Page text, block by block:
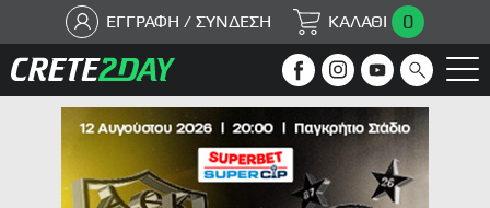
ΕΓΓΡΑΦΗ / ΣΥΝΔΕΣΗ ΚΑΛΑΘΙ 0